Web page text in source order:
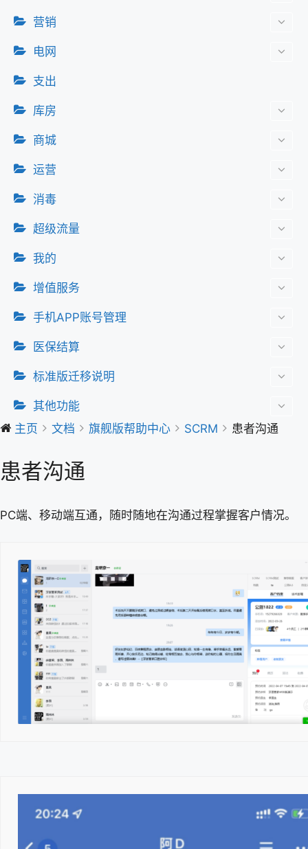
营销
电网
支出
库房
商城
运营
消毒
超级流量
我的
增值服务
手机APP账号管理
医保结算
标准版迁移说明
其他功能
主页
文档 旗舰版帮助中心 SCRM 患者沟通
患者沟通
PC端、移动端互通，随时随地在沟通过程掌握客户情况。